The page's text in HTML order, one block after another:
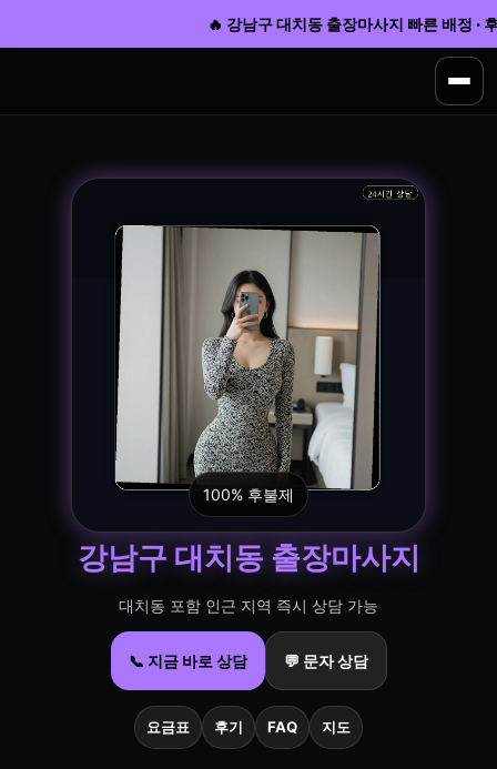
🔥 강남구 대치동 출장마사지 빠른 배정 · 후
100% 후불제
강남구 대치동 출장마사지
대치동 포함 인근 지역 즉시 상담 가능
📞 지금 바로 상담 💬 문자 상담
요금표 후기 FAQ 지도